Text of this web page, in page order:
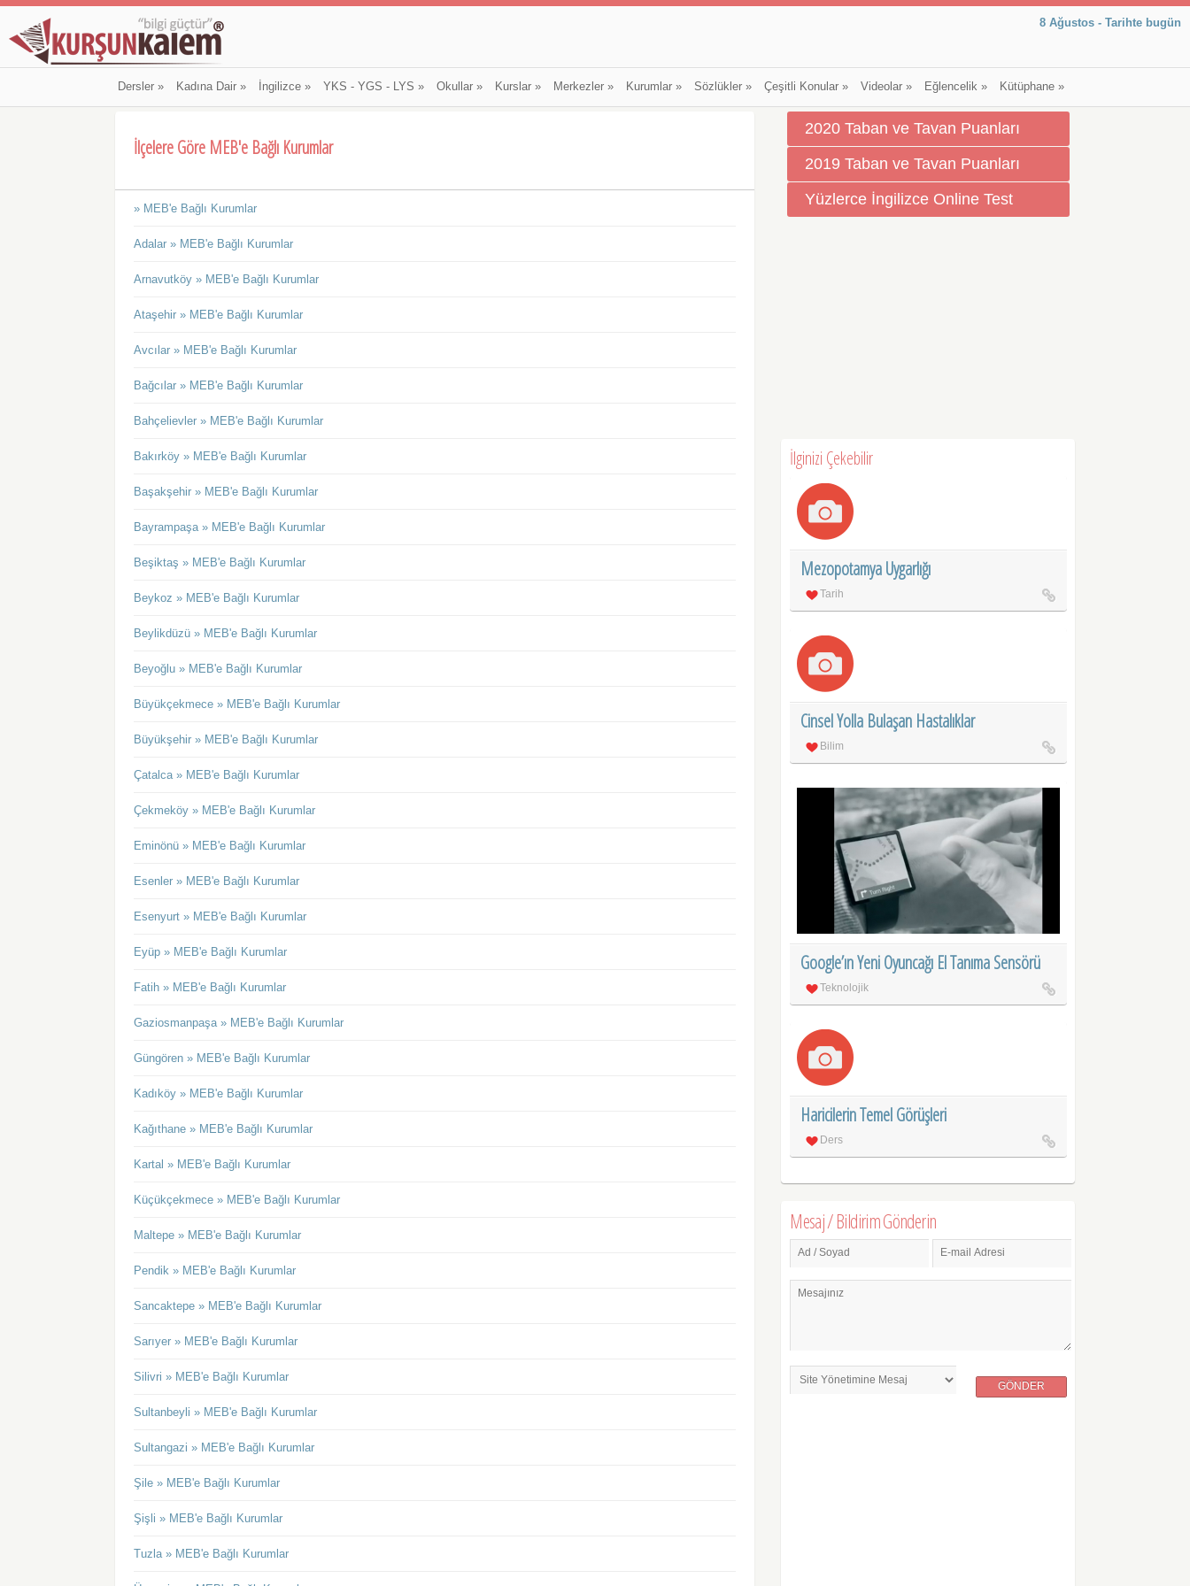
8 Ağustos - Tarihte bugün
Dersler» Kadına Dair» İngilizce» YKS - YGS - LYS » Okullar» Kurslar» Merkezler» Kurumlar» Sözlükler» Çeşitli Konular» Videolar» Eğlencelik» Kütüphane»
İlçelere Göre MEB'e Bağlı Kurumlar
» MEB'e Bağlı Kurumlar
Adalar » MEB'e Bağlı Kurumlar
Arnavutköy » MEB'e Bağlı Kurumlar
Ataşehir » MEB'e Bağlı Kurumlar
Avcılar » MEB'e Bağlı Kurumlar
Bağcılar » MEB'e Bağlı Kurumlar
Bahçelievler » MEB'e Bağlı Kurumlar
Bakırköy » MEB'e Bağlı Kurumlar
Başakşehir » MEB'e Bağlı Kurumlar
Bayrampaşa » MEB'e Bağlı Kurumlar
Beşiktaş » MEB'e Bağlı Kurumlar
Beykoz » MEB'e Bağlı Kurumlar
Beylikdüzü » MEB'e Bağlı Kurumlar
Beyoğlu » MEB'e Bağlı Kurumlar
Büyükçekmece » MEB'e Bağlı Kurumlar
Büyükşehir » MEB'e Bağlı Kurumlar
Çatalca » MEB'e Bağlı Kurumlar
Çekmeköy » MEB'e Bağlı Kurumlar
Eminönü » MEB'e Bağlı Kurumlar
Esenler » MEB'e Bağlı Kurumlar
Esenyurt » MEB'e Bağlı Kurumlar
Eyüp » MEB'e Bağlı Kurumlar
Fatih » MEB'e Bağlı Kurumlar
Gaziosmanpaşa » MEB'e Bağlı Kurumlar
Güngören » MEB'e Bağlı Kurumlar
Kadıköy » MEB'e Bağlı Kurumlar
Kağıthane » MEB'e Bağlı Kurumlar
Kartal » MEB'e Bağlı Kurumlar
Küçükçekmece » MEB'e Bağlı Kurumlar
Maltepe » MEB'e Bağlı Kurumlar
Pendik » MEB'e Bağlı Kurumlar
Sancaktepe » MEB'e Bağlı Kurumlar
Sarıyer » MEB'e Bağlı Kurumlar
Silivri » MEB'e Bağlı Kurumlar
Sultanbeyli » MEB'e Bağlı Kurumlar
Sultangazi » MEB'e Bağlı Kurumlar
Şile » MEB'e Bağlı Kurumlar
Şişli » MEB'e Bağlı Kurumlar
Tuzla » MEB'e Bağlı Kurumlar
2020 Taban ve Tavan Puanları
2019 Taban ve Tavan Puanları
Yüzlerce İngilizce Online Test
İlginizi Çekebilir
Mezopotamya Uygarlığı
Tarih
Cinsel Yolla Bulaşan Hastalıklar
Bilim
Google’ın Yeni Oyuncağı El Tanıma Sensörü
Teknolojik
Haricilerin Temel Görüşleri
Ders
Mesaj / Bildirim Gönderin
Ad / Soyad E-mail Adresi
Mesajınız
GÖNDER